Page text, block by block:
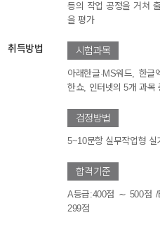
등의 작업 공정을 거쳐
을 평가
취득방법 시험과목
아래한글·MS워드, 한글
한쇼, 인터넷의 5개 과목
검정방법
5~10문항 실무작업형 실
합격기준
A등급:400점 ∼ 500점
299점